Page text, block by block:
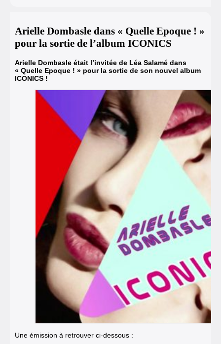
Arielle Dombasle dans « Quelle Epoque ! »
pour la sortie de l’album ICONICS
Arielle Dombasle était l’invitée de Léa Salamé dans
« Quelle Epoque ! » pour la sortie de son nouvel album
ICONICS !
Une émission à retrouver ci-dessous :